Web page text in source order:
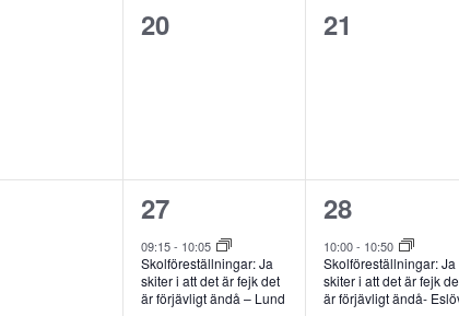
0
20
0
21
2
evenemang,
27
09:15- 10:05
Skolföreställningar: Ja
skiter i att det är fejk det
är förjävligt ändå – Lund
2
evenemang,
28
10:00- 10:50
Skolföreställningar: Ja
skiter i att det är fejk
är förjävligt ändå-